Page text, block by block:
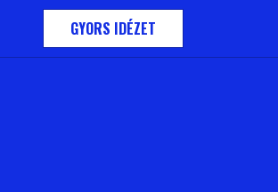
GYORS IDÉZET